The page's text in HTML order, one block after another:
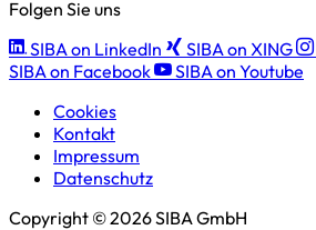
Folgen Sie uns
SIBA on LinkedIn
SIBA on XING
SIBA on Facebook
SIBA on Youtube
Cookies
Kontakt
Impressum
Datenschutz
Copyright © 2026 SIBA GmbH